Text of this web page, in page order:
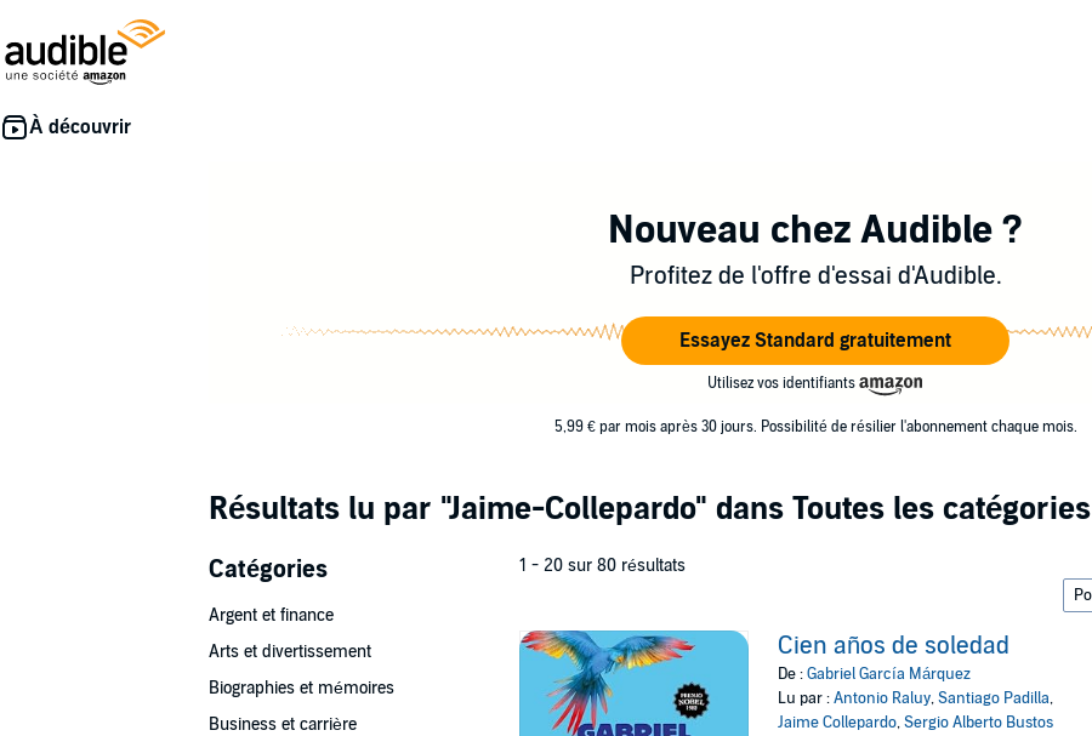
Nouveau chez Audible ?
Profitez de l'offre d'essai d'Audible.
Essayez Standard gratuitement
Utilisez vos identifiants
5,99 € par mois après 30 jours. Possibilité de résilier l'abonnement chaque mois.
Résultats lu par "Jaime-Collepardo" dans Toutes les catégories
Catégories
Argent et finance
Arts et divertissement
Biographies et mémoires
Business et carrière
1 - 20 sur 80 résultats
Cien años de soledad
De :Gabriel García Márquez
Lu par :Antonio Raluy,Santiago Padilla,
Jaime Collepardo,Sergio Alberto Bustos